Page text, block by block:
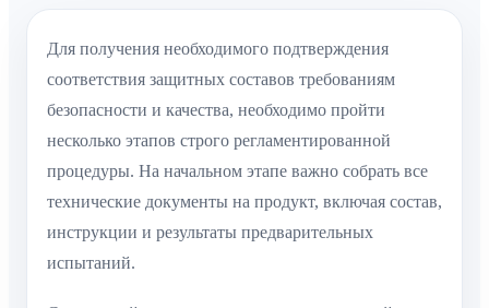
Для получения необходимого подтверждения
соответствия защитных составов требованиям
безопасности и качества, необходимо пройти
несколько этапов строго регламентированной
процедуры. На начальном этапе важно собрать все
технические документы на продукт, включая состав,
инструкции и результаты предварительных
испытаний.